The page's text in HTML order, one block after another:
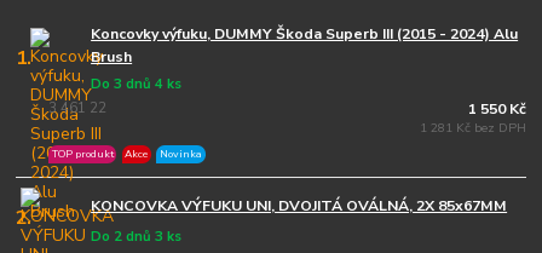
1.
Koncovky výfuku, DUMMY Škoda Superb III (2015 - 2024) Alu
Brush
3 461 22
Do 3 dnů 4 ks
TOP produkt Akce Novinka
1 550 Kč
1 281 Kč bez DPH
2. KONCOVKA VÝFUKU UNI, DVOJITÁ OVÁLNÁ, 2X 85x67MM
Do 2 dnů 3 ks